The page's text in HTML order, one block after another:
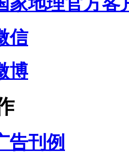
信
博
告刊例